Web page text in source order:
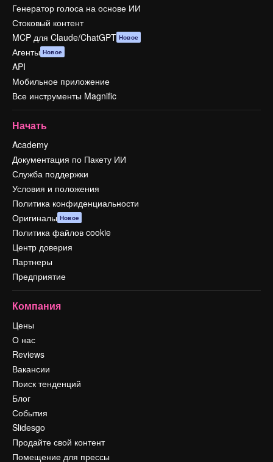
Генератор голоса на основе ИИ
Стоковый контент
MCP для Claude/ChatGPT Новое
Агенты Новое
API
Мобильное приложение
Все инструменты Magnific
Начать
Academy
Документация по Пакету ИИ
Служба поддержки
Условия и положения
Политика конфиденциальности
Оригиналы Новое
Политика файлов cookie
Центр доверия
Партнеры
Предприятие
Компания
Цены
О нас
Reviews
Вакансии
Поиск тенденций
Блог
События
Slidesgo
Продайте свой контент
Помещение для прессы